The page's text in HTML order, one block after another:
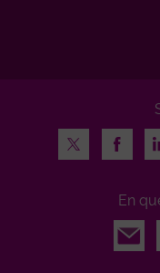
Twitter
En
Email